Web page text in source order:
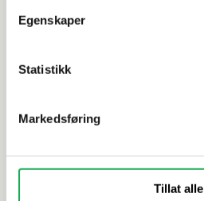
Egenskaper
Statistikk
Markedsføring
Tillat alle
Alternative produkter
CORE NEMA 120D Dobbelt